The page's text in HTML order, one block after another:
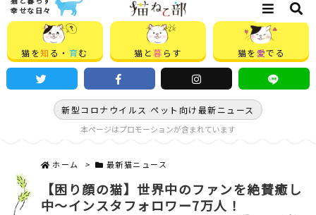
幸せな日々
猫を知 る・ 育む 猫と 暮 らす 猫を 愛でる
新型コロナウイルス ペット向け最新ニュース
本ページはプロモーションが含まれています
ホーム > 最新猫ニュース
【困り顔の猫】世界中のファンを絶賛癒し
中～インスタフォロワー7万人！